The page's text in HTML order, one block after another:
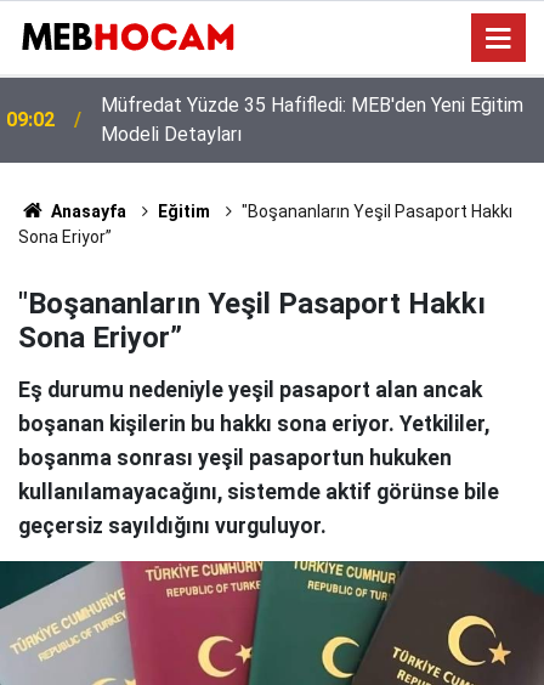
23:01
Okul Müdürlüklerine Özel Nakil Dönemi Rehberi: İş
ve İşlemlerde Kritik Dikkat Noktaları
Anasayfa Eğitim
"Boşananların Yeşil Pasaport Hakkı
Sona Eriyor”
"Boşananların Yeşil Pasaport Hakkı
Sona Eriyor”
Eş durumu nedeniyle yeşil pasaport alan ancak
boşanan kişilerin bu hakkı sona eriyor. Yetkililer,
boşanma sonrası yeşil pasaportun hukuken
kullanılamayacağını, sistemde aktif görünse bile
geçersiz sayıldığını vurguluyor.